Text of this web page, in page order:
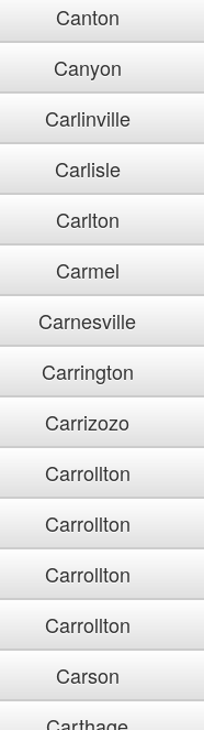
Canton
Canyon
Carlinville
Carlisle
Carlton
Carmel
Carnesville
Carrington
Carrizozo
Carrollton
Carrollton
Carrollton
Carrollton
Carson